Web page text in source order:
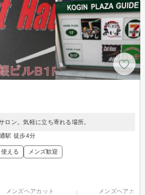
ロン。気軽に立ち寄れる場所。
駅 徒歩4分
える メンズ歓迎
メンズヘアカット メンズヘアカラ